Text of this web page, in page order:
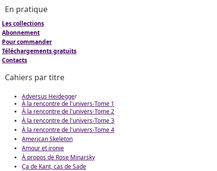
En pratique
Les collections
Abonnement
Pour commander
Téléchargements gratuits
Contacts
Cahiers par titre
Adversus Heidegger
À la rencontre de l'univers-Tome 1
À la rencontre de l'univers-Tome 2
À la rencontre de l'univers-Tome 3
À la rencontre de l'univers-Tome 4
American Skeleton
Amour et ironie
À propos de Rose Minarsky
Ça de Kant, cas de Sade